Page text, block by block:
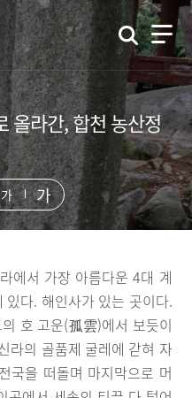
올라간, 합천 농산정
가 가
에서 가장 아름다운 4대 계
다. 해인사가 있는 곳이다.
호 고운(孤雲)에서 보듯이
라의 골품제 굴레에 갇혀 자
국을 떠돌며 마지막으로 머